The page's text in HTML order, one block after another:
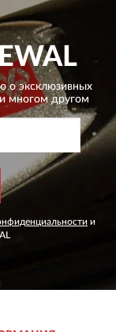
о эксклюзивных
многом другом
и